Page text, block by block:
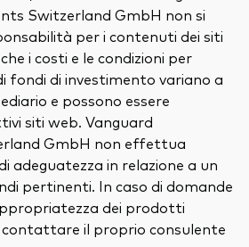
Switzerland GmbH non si
per i contenuti dei siti
i costi e le condizioni per
fondi di investimento variano a
e possono essere
siti web. Vanguard
GmbH non effettua
adeguatezza in relazione a un
pertinenti. In caso di domande
dei prodotti
contattare il proprio consulente